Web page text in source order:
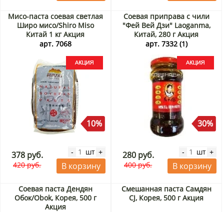
Мисо-паста соевая светлая
Широ мисо/Shiro Miso
Китай 1 кг Акция
арт. 7068
10%
378 руб.
420 руб.
- шт +
В корзину
Соевая приправа с чили
"Фей Вей Дзи" Laoganma,
Китай, 280 г Акция
арт. 7332 (1)
30%
280 руб.
400 руб.
- шт +
В корзину
Соевая паста Дендян
Обок/Obok, Корея, 500 г
Акция
Смешанная паста Самдян
CJ, Корея, 500 г Акция